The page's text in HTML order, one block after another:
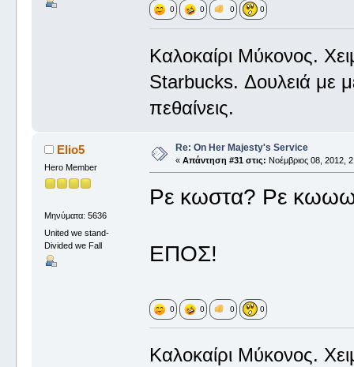
0 0 0 0
Καλοκαίρι Μύκονος.
Starbucks. Δουλειά με
πεθαίνεις.
Elio5
Hero Member
Μηνύματα: 5636
United we stand-
Divided we Fall
Re: On Her Majesty's Service
« Απάντηση #31 στις: Νοέμβριος 08, 2012,
Ρε κωστα? Ρε
ΕΠΟΣ!
0 0 0 0
Καλοκαίρι Μύκονος.